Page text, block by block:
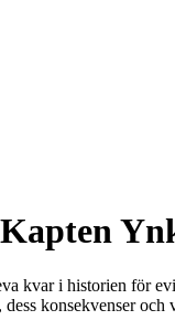
kvar i historien
konsekvenser